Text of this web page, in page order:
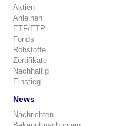
Aktien
Anleihen
ETF/ETP
Fonds
Rohstoffe
Zertifikate
Nachhaltig
Einstieg
News
Nachrichten